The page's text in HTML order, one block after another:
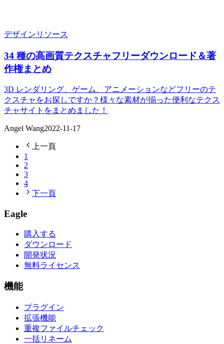
デザインリソース
34 種の高画質テクスチャフリーダウンロード＆著
作権まとめ
3D レンダリング、ゲーム、アニメーションなどフリーのテ
クスチャをお探しですか？様々な素材が揃った便利なテクス
チャサイトをまとめました！
Angel Wang2022-11-17
上一頁
1
2
3
4
下一頁
Eagle
購入する
ダウンロード
開発状況
無料ライセンス
機能
プラグイン
拡張機能
重複ファイルチェック
一括リネーム